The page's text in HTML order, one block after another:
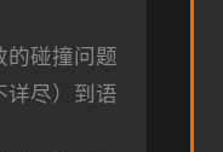
的碰撞问题
详尽）到语